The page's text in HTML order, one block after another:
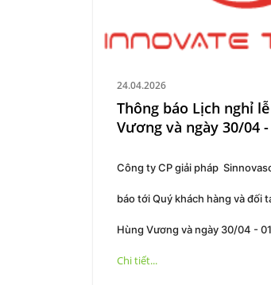
24.04.2026
Thông báo Lịch nghỉ
Vương và ngày 30/04
Công ty CP giải pháp
báo tới Quý khách hàng và đối
Hùng Vương và ngày 30/04 -
Chi tiết...